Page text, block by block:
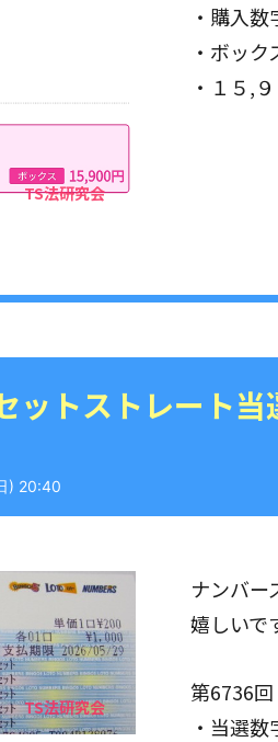
・購入
・ボック
・１５,
ットストレート当
) 20:40
ナンバー
嬉しいで
第6736回
・当選